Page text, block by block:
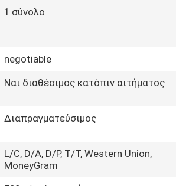
1 σύνολο
negotiable
Ναι διαθέσιμος κατόπιν αιτήματος
Διαπραγματεύσιμος
L/C, D/A, D/P, T/T, Western Union,
MoneyGram